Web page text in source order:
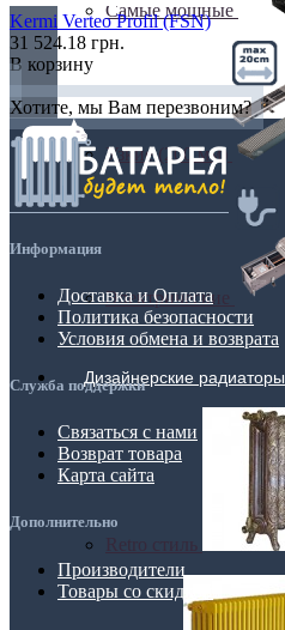
Самые мощные
Узкие (200 мм)
Электрические
Дизайнерские радиаторы
Kermi Verteo Profil (FSN)
31 524.18 грн.
В корзину
Хотите, мы Вам перезвоним?
Информация
Доставка и Оплата
Политика безопасности
Условия обмена и возврата
Служба поддержки
Связаться с нами
Возврат товара
Карта сайта
Дополнительно
Производители
Товары со скидкой